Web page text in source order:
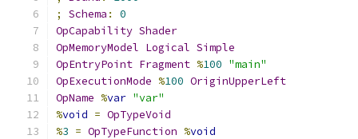
;
Schema :
0
OpCapability Shader
OpMemoryModel Logical Simple
OpEntryPoint Fragment %100 "main"
OpExecutionMode %100 OriginUpperLeft
OpName %var "var"
%void = OpTypeVoid
%3 = OpTypeFunction %void